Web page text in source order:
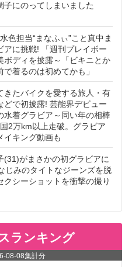
子にのってしまいました
色担当“まなふぃ”こと真中ま
アに挑戦! 「週刊プレイボー
ボディを披露～「ビキニとか
着るのは初めてかも」
きたバイクを愛する旅人・有
どで初披露! 芸能界デビュー
水着グラビア～同い年の相棒
2万km以上走破。グラビア
イキング動画も
(31)がまさかの初グラビアに
じみのタイトなジーンズを脱
クシーショットを衝撃の撮り
ランキング
08-08集計分